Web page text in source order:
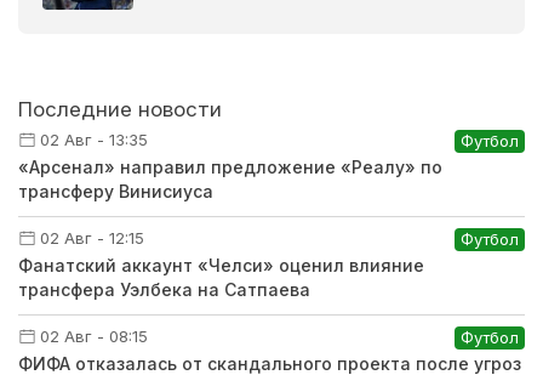
Последние новости
02 Авг - 13:35 Футбол
«Арсенал» направил предложение «Реалу» по
трансферу Винисиуса
02 Авг - 12:15 Футбол
Фанатский аккаунт «Челси» оценил влияние
трансфера Уэлбека на Сатпаева
02 Авг - 08:15 Футбол
ФИФА отказалась от скандального проекта после угроз